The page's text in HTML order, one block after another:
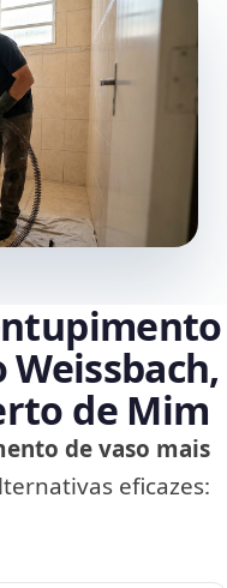
Weissbach,
de Mim
de vaso mais
eficazes: